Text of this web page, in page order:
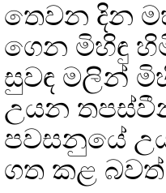
තෙවන දින
ගෙන මිහිඳු
සුවඳ මලින්
උයන
පවසනුයේ
ගත කළ බවත්